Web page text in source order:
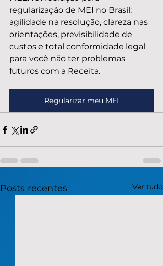
regularização de MEI no Brasil:
agilidade na resolução, clareza nas
orientações, previsibilidade de
custos e total conformidade legal
para você não ter problemas
futuros com a Receita.
Regularizar meu MEI
Posts recentes Ver tudo